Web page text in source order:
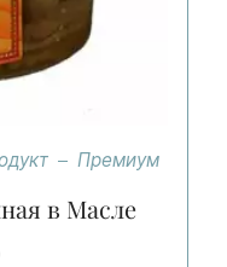
Премиум
в Масле